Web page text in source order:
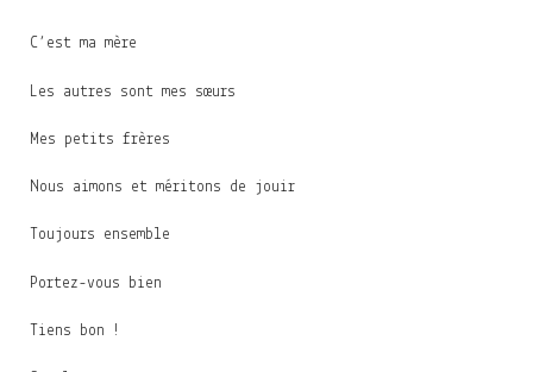
C’est ma mère
Les autres sont mes sœurs
Mes petits frères
Nous aimons et méritons de jouir
Toujours ensemble
Portez-vous bien
Tiens bon !